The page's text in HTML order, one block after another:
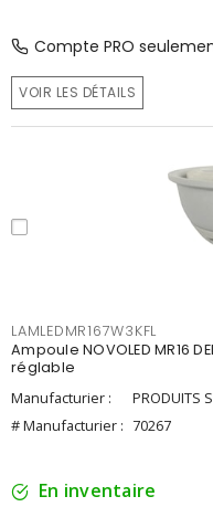
Compte PRO
VOIR LES DÉTAILS
LAMLEDMR167W3KFL
Ampoule NOVOLED MR16
réglable
Manufacturier :
PRODUITS
# Manufacturier : 70267
En inventaire